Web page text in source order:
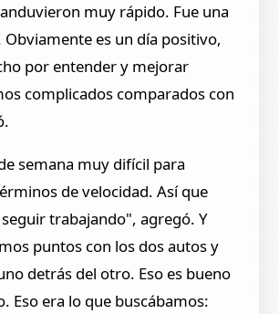
muy rápido. Fue una
es un día positivo,
por entender y mejorar
complicados comparados con
semana muy difícil para
de velocidad. Así que
trabajando", agregó. Y
puntos con los dos autos y
detrás del otro. Eso es bueno
Eso era lo que buscábamos: